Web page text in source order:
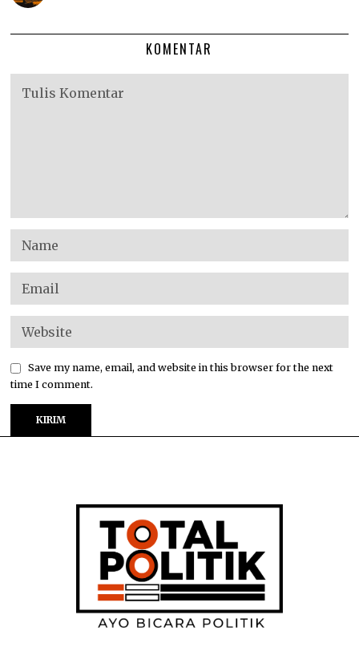
KOMENTAR
Save my name, email, and website in this browser for the next
time I comment.